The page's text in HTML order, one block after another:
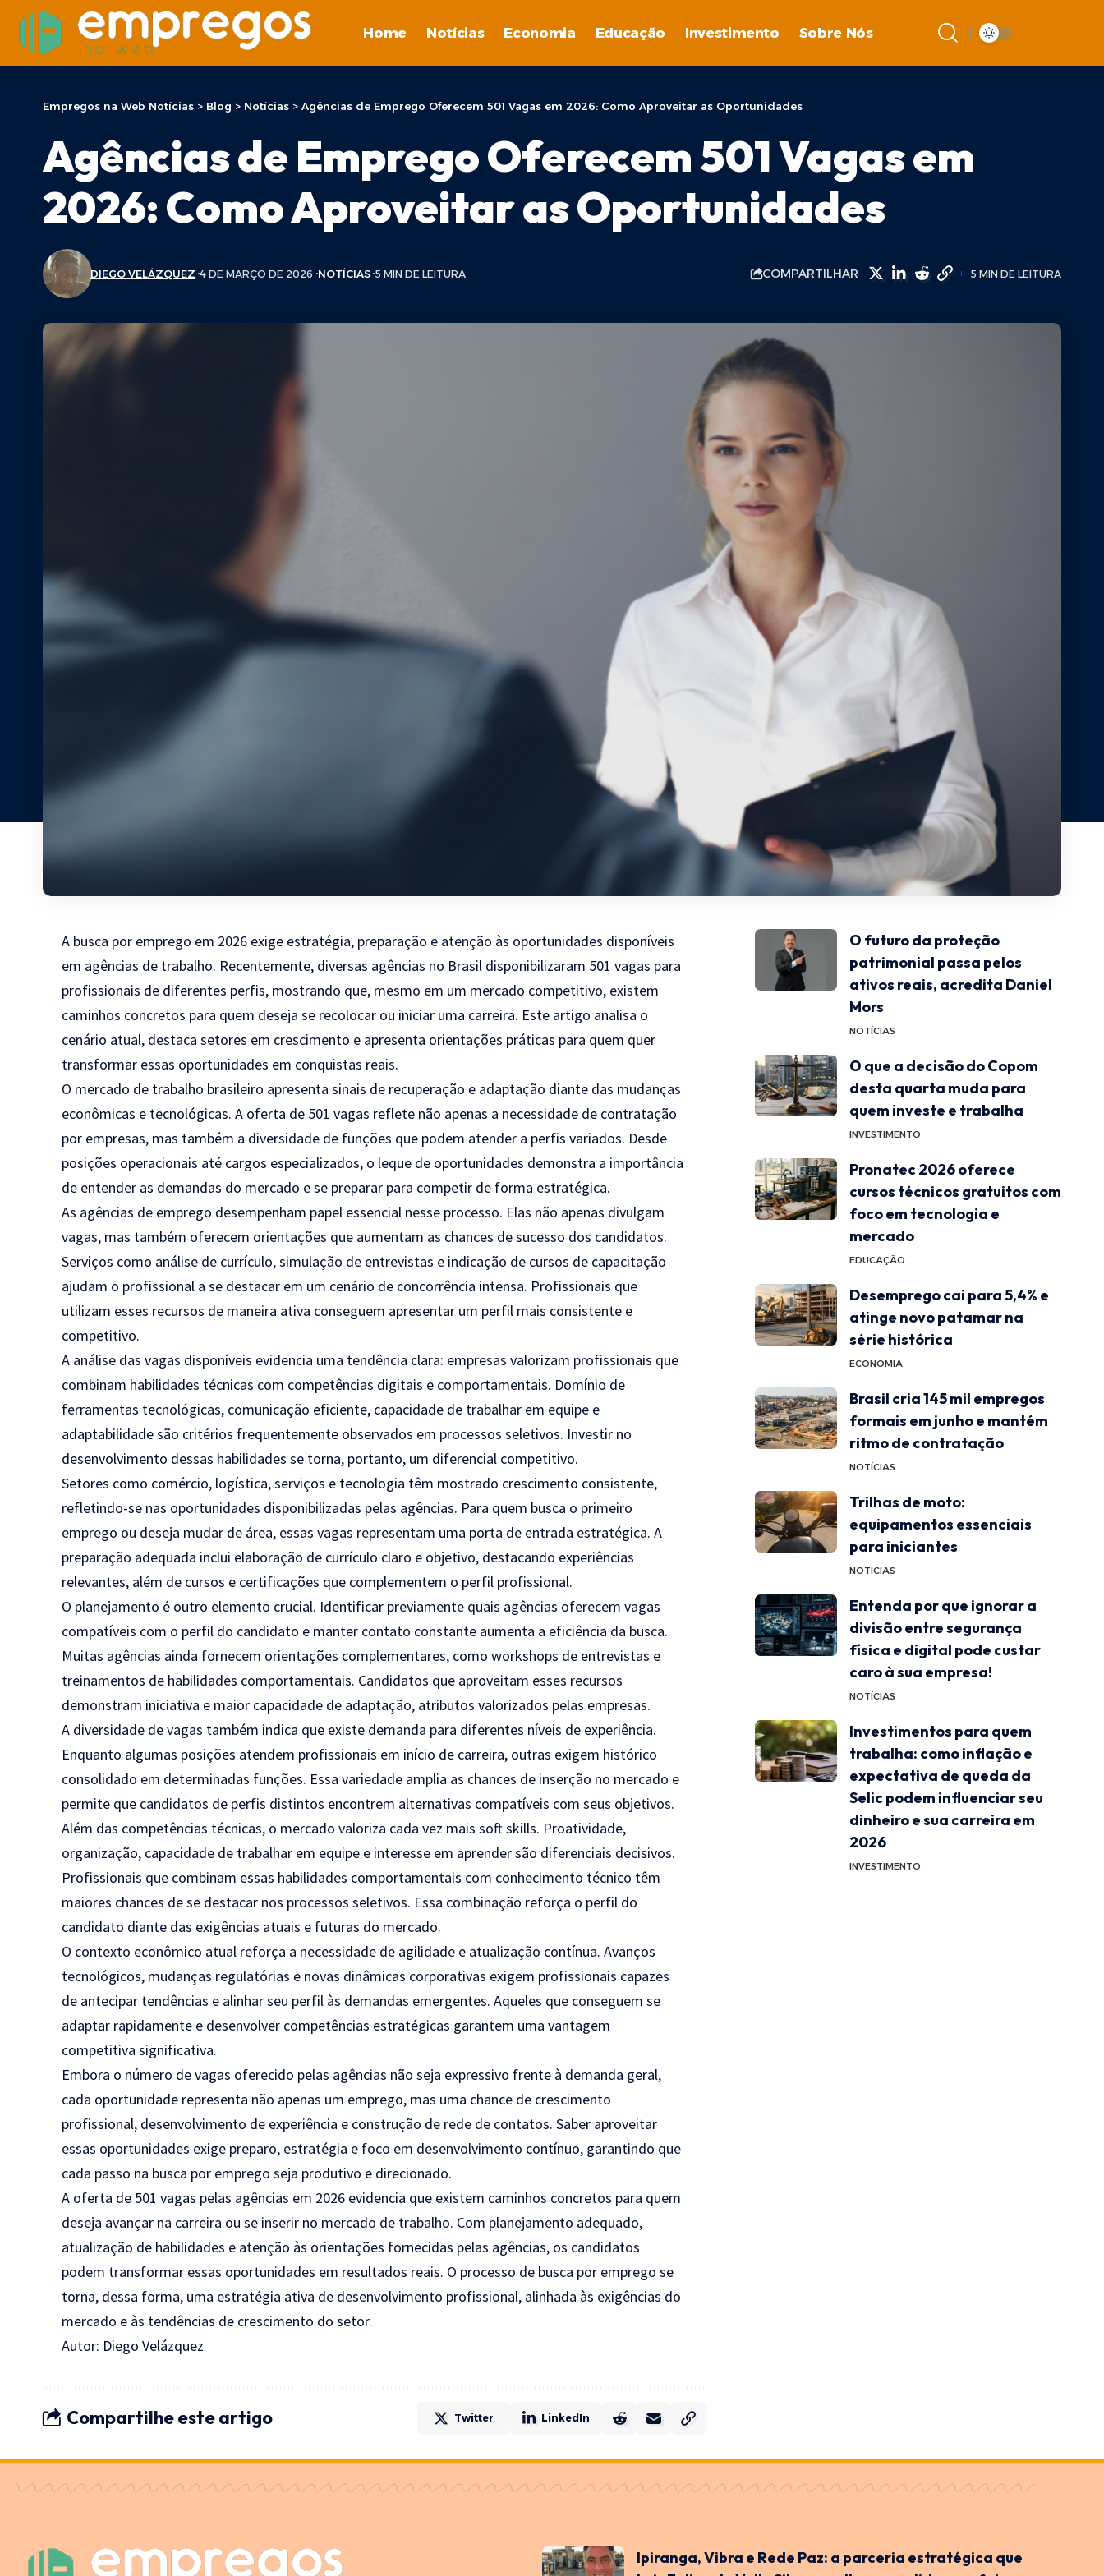
Home Notícias Economia Educação Investimento Sobre Nós
Empregos na Web Notícias > Blog > Notícias > Agências de Emprego Oferecem 501 Vagas em 2026: Como Aproveitar as Oportunidades
Agências de Emprego Oferecem 501 Vagas em
2026: Como Aproveitar as Oportunidades
DIEGO VELÁZQUEZ 4 DE MARÇO DE 2026 NOTÍCIAS 5 MIN DE LEITURA COMPARTILHAR 5 MIN DE LEITURA
A busca por emprego em 2026 exige estratégia, preparação e atenção às oportunidades disponíveis
em agências de trabalho. Recentemente, diversas agências no Brasil disponibilizaram 501 vagas para
profissionais de diferentes perfis, mostrando que, mesmo em um mercado competitivo, existem
caminhos concretos para quem deseja se recolocar ou iniciar uma carreira. Este artigo analisa o
cenário atual, destaca setores em crescimento e apresenta orientações práticas para quem quer
transformar essas oportunidades em conquistas reais.
O mercado de trabalho brasileiro apresenta sinais de recuperação e adaptação diante das mudanças
econômicas e tecnológicas. A oferta de 501 vagas reflete não apenas a necessidade de contratação
por empresas, mas também a diversidade de funções que podem atender a perfis variados. Desde
posições operacionais até cargos especializados, o leque de oportunidades demonstra a importância
de entender as demandas do mercado e se preparar para competir de forma estratégica.
As agências de emprego desempenham papel essencial nesse processo. Elas não apenas divulgam
vagas, mas também oferecem orientações que aumentam as chances de sucesso dos candidatos.
Serviços como análise de currículo, simulação de entrevistas e indicação de cursos de capacitação
ajudam o profissional a se destacar em um cenário de concorrência intensa. Profissionais que
utilizam esses recursos de maneira ativa conseguem apresentar um perfil mais consistente e
competitivo.
A análise das vagas disponíveis evidencia uma tendência clara: empresas valorizam profissionais que
combinam habilidades técnicas com competências digitais e comportamentais. Domínio de
ferramentas tecnológicas, comunicação eficiente, capacidade de trabalhar em equipe e
adaptabilidade são critérios frequentemente observados em processos seletivos. Investir no
desenvolvimento dessas habilidades se torna, portanto, um diferencial competitivo.
Setores como comércio, logística, serviços e tecnologia têm mostrado crescimento consistente,
refletindo-se nas oportunidades disponibilizadas pelas agências. Para quem busca o primeiro
emprego ou deseja mudar de área, essas vagas representam uma porta de entrada estratégica. A
preparação adequada inclui elaboração de currículo claro e objetivo, destacando experiências
relevantes, além de cursos e certificações que complementem o perfil profissional.
O planejamento é outro elemento crucial. Identificar previamente quais agências oferecem vagas
compatíveis com o perfil do candidato e manter contato constante aumenta a eficiência da busca.
Muitas agências ainda fornecem orientações complementares, como workshops de entrevistas e
treinamentos de habilidades comportamentais. Candidatos que aproveitam esses recursos
demonstram iniciativa e maior capacidade de adaptação, atributos valorizados pelas empresas.
A diversidade de vagas também indica que existe demanda para diferentes níveis de experiência.
Enquanto algumas posições atendem profissionais em início de carreira, outras exigem histórico
consolidado em determinadas funções. Essa variedade amplia as chances de inserção no mercado e
permite que candidatos de perfis distintos encontrem alternativas compatíveis com seus objetivos.
Além das competências técnicas, o mercado valoriza cada vez mais soft skills. Proatividade,
organização, capacidade de trabalhar em equipe e interesse em aprender são diferenciais decisivos.
Profissionais que combinam essas habilidades comportamentais com conhecimento técnico têm
maiores chances de se destacar nos processos seletivos. Essa combinação reforça o perfil do
candidato diante das exigências atuais e futuras do mercado.
O contexto econômico atual reforça a necessidade de agilidade e atualização contínua. Avanços
tecnológicos, mudanças regulatórias e novas dinâmicas corporativas exigem profissionais capazes
de antecipar tendências e alinhar seu perfil às demandas emergentes. Aqueles que conseguem se
adaptar rapidamente e desenvolver competências estratégicas garantem uma vantagem
competitiva significativa.
Embora o número de vagas oferecido pelas agências não seja expressivo frente à demanda geral,
cada oportunidade representa não apenas um emprego, mas uma chance de crescimento
profissional, desenvolvimento de experiência e construção de rede de contatos. Saber aproveitar
essas oportunidades exige preparo, estratégia e foco em desenvolvimento contínuo, garantindo que
cada passo na busca por emprego seja produtivo e direcionado.
A oferta de 501 vagas pelas agências em 2026 evidencia que existem caminhos concretos para quem
deseja avançar na carreira ou se inserir no mercado de trabalho. Com planejamento adequado,
atualização de habilidades e atenção às orientações fornecidas pelas agências, os candidatos
podem transformar essas oportunidades em resultados reais. O processo de busca por emprego se
torna, dessa forma, uma estratégia ativa de desenvolvimento profissional, alinhada às exigências do
mercado e às tendências de crescimento do setor.
Autor: Diego Velázquez
Compartilhe este artigo Twitter LinkedIn
O futuro da proteção
patrimonial passa pelos
ativos reais, acredita Daniel
Mors
NOTÍCIAS
O que a decisão do Copom
desta quarta muda para
quem investe e trabalha
INVESTIMENTO
Pronatec 2026 oferece
cursos técnicos gratuitos com
foco em tecnologia e
mercado
EDUCAÇÃO
Desemprego cai para 5,4% e
atinge novo patamar na
série histórica
ECONOMIA
Brasil cria 145 mil empregos
formais em junho e mantém
ritmo de contratação
NOTÍCIAS
Trilhas de moto:
equipamentos essenciais
para iniciantes
NOTÍCIAS
Entenda por que ignorar a
divisão entre segurança
física e digital pode custar
caro à sua empresa!
NOTÍCIAS
Investimentos para quem
trabalha: como inflação e
expectativa de queda da
Selic podem influenciar seu
dinheiro e sua carreira em
2026
INVESTIMENTO
Ipiranga, Vibra e Rede Paz: a parceria estratégica que